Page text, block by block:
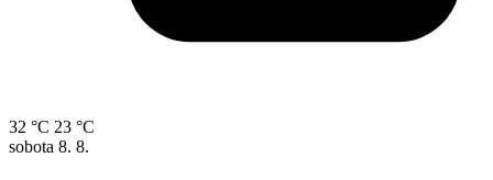
32 °C 23 °C
sobota 8. 8.